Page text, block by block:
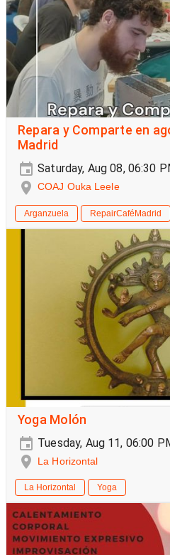
Repara y Comparte en
Madrid
Saturday, Aug 08, 06:30
COAJ Ouka Leele
Arganzuela RepairCaféMadrid
Yoga Molón
Tuesday, Aug 11, 06:00
La Horizontal
La Horizontal Yoga